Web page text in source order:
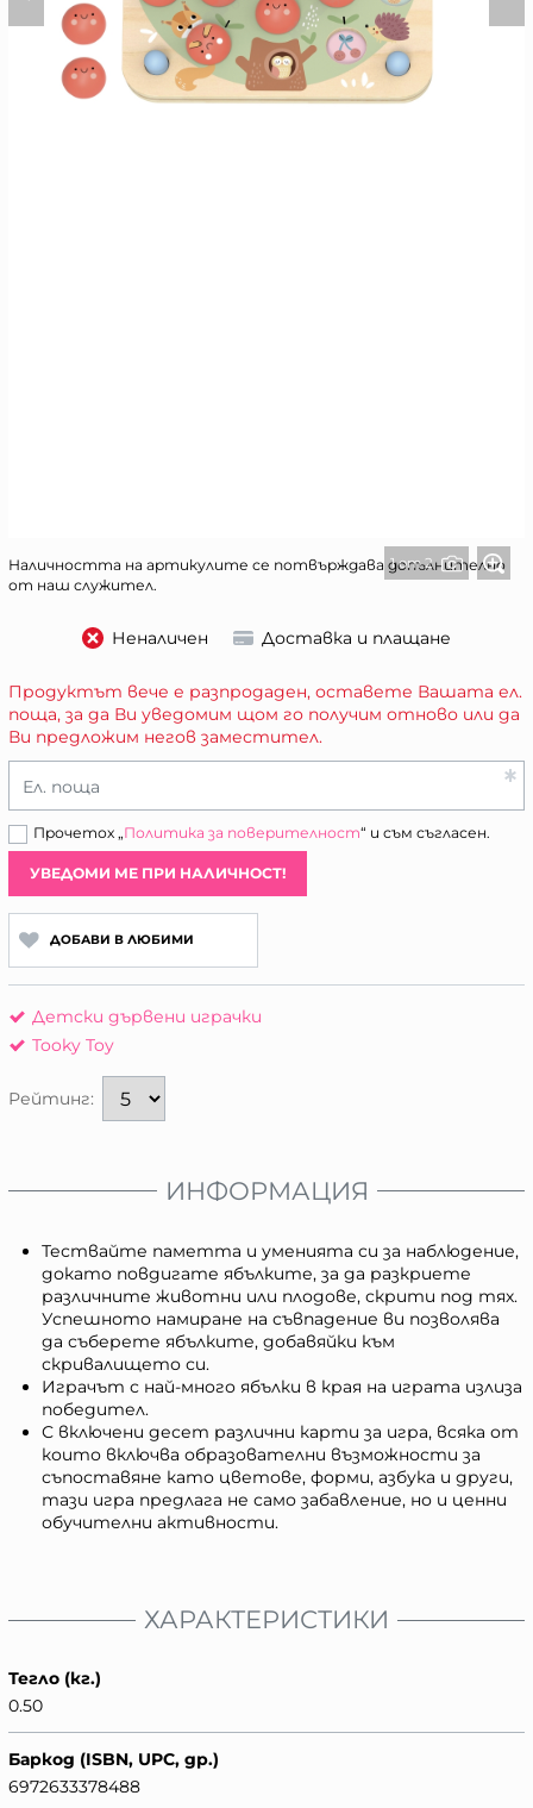
1 от 2
Наличността на артикулите се потвърждава допълнително
от наш служител.
Неналичен Доставка и плащане
Продуктът вече е разпродаден, оставете Вашата ел.
поща, за да Ви уведомим щом го получим отново или да
Ви предложим негов заместител.
Ел. поща
Прочетох „Политика за поверителност“ и съм съгласен.
УВЕДОМИ МЕ ПРИ НАЛИЧНОСТ!
ДОБАВИ В ЛЮБИМИ
Детски дървени играчки
Tooky Toy
Рейтинг:
ИНФОРМАЦИЯ
Тествайте паметта и уменията си за наблюдение,
докато повдигате ябълките, за да разкриете
различните животни или плодове, скрити под тях.
Успешното намиране на съвпадение ви позволява
да съберете ябълките, добавяйки към
скривалището си.
Играчът с най-много ябълки в края на играта излиза
победител.
С включени десет различни карти за игра, всяка от
които включва образователни възможности за
съпоставяне като цветове, форми, азбука и други,
тази игра предлага не само забавление, но и ценни
обучителни активности.
ХАРАКТЕРИСТИКИ
Тегло (кг.)
0.50
Баркод (ISBN, UPC, др.)
6972633378488